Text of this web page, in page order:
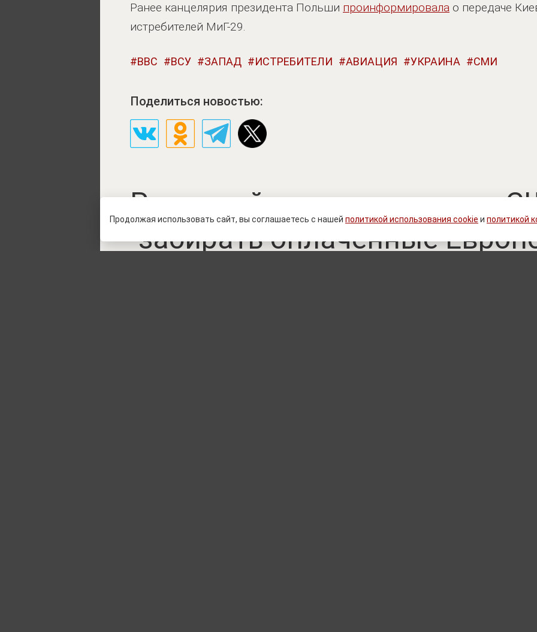
Ранее канцелярия президента Польши проинформировала о передаче
истребителей МиГ-29.
ВВС ВСУ ЗАПАД ИСТРЕБИТЕЛИ АВИАЦИЯ УКРАИНА СМИ
Поделиться новостью:
Ракетный запас на исходе:
забирать оплаченные
Продолжая использовать сайт, вы соглашаетесь с нашей политикой использования cookie и политикой